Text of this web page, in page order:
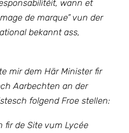
wann et
de marque” vun der
bekannt ass,
mirdem Här Minister fir
Aarbechten an der
folgend Froe stellen:
fir de Site vum Lycée